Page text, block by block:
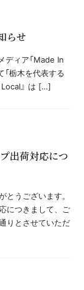
らせ
ディア「Made In
「栃木を代表する
Local』 は […]
出荷対応につ
とうございます。
につきまして、ご
りとさせていただ